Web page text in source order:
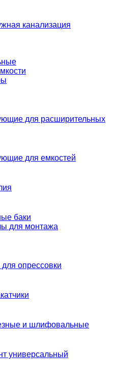
канализация
для расширительных
для емкостей
баки
для монтажа
для опрессовки
и шлифовальные
универсальный